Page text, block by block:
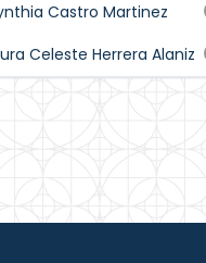
Castro Martinez
Celeste Herrera Alaniz